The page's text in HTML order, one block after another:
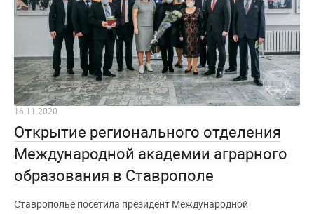
16.11.2020
Открытие регионального отделения
Международной академии аграрного
образования в Ставрополе
Ставрополье посетила президент Международной